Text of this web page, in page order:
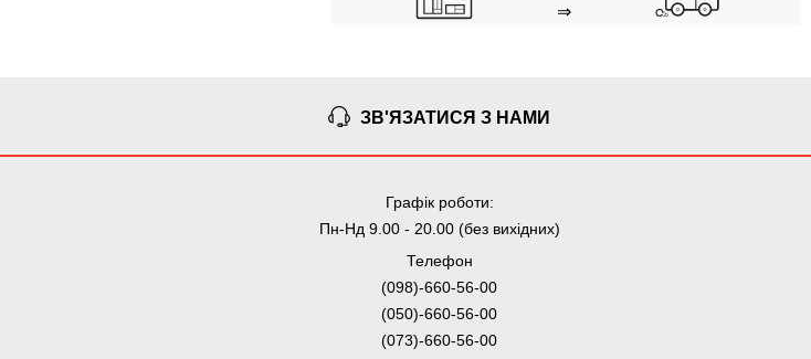
⇒
меблів.
BRWMANIA.COM.UA
МЕБЛІ НА БУДЬ ЯКИЙ
СМАК
РЕШТУ ПРИ
ОТРИМАННІ
ЗВ'ЯЗАТИСЯ З НАМИ
Графік роботи:
Пн-Нд 9.00 - 20.00 (без вихідних)
Телефон
(098)-660-56-00
(050)-660-56-00
(073)-660-56-00